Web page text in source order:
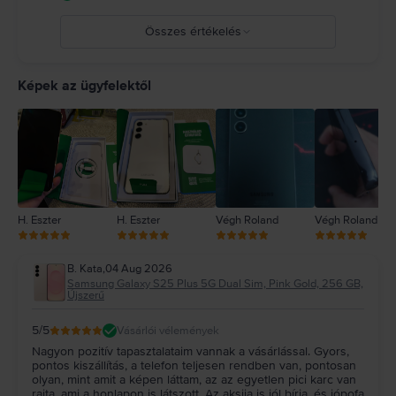
Összes értékelés
1
Képek az ügyfelektől
H. Eszter H. Eszter Végh Roland Végh Roland
B. Kata,04 Aug 2026
Samsung Galaxy S25 Plus 5G Dual Sim, Pink Gold, 256 GB,
Újszerű
5/5 Vásárlói vélemények
Nagyon pozitív tapasztalataim vannak a vásárlással. Gyors,
pontos kiszállítás, a telefon teljesen rendben van, pontosan
olyan, mint amit a képen láttam, az az egyetlen pici karc van